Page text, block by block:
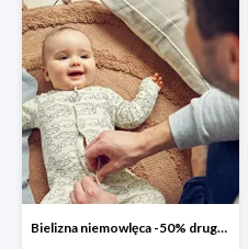
Bielizna niemowlęca -50% druga sztuka